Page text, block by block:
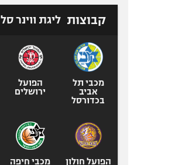
טניס
כדורעף
ג'ודו
ספורט אולימפי
קבוצות ליגת ווינר סל
מכבי תל
אביב
בכדורסל
הפועל
ירושלים
הפועל חולון
מכבי חיפה